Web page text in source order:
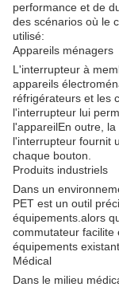
performance et de
des scénarios où le
utilisé:
Appareils ménagers
L'interrupteur à
appareils
réfrigérateurs et les
l'interrupteur lui
l'appareilEn outre,
l'interrupteur fournit
chaque bouton.
Produits industriels
Dans un
PET est un outil
équipements.alors
commutateur facilite
équipements
Médical
Dans le milieu